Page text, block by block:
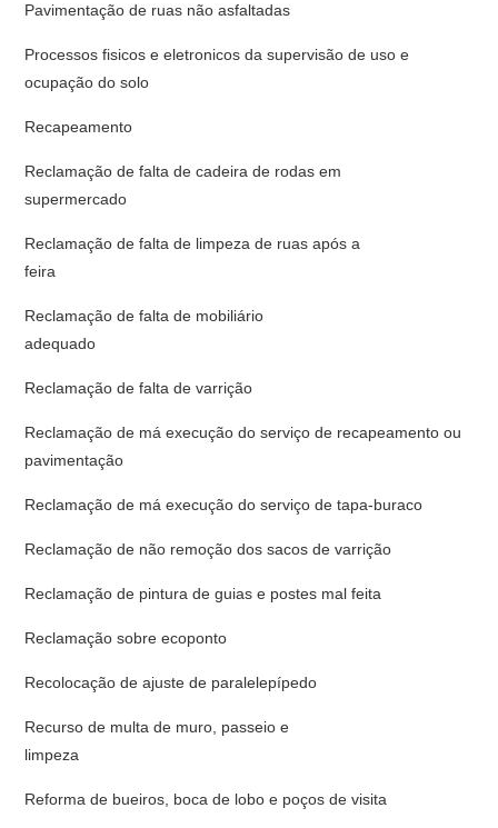
Pavimentação de ruas não asfaltadas
Processos fisicos e eletronicos da supervisão de uso e
ocupação do solo
Recapeamento
Reclamação de falta de cadeira de rodas em
Reclamação de falta de limpeza de ruas após a
Reclamação de falta de mobiliário
Reclamação de falta de varrição
Reclamação de má execução do serviço de recapeamento ou
pavimentação
Reclamação de má execução do serviço de tapa-buraco
Reclamação de não remoção dos sacos de varrição
Reclamação de pintura de guias e postes mal feita
Reclamação sobre ecoponto
Recolocação de ajuste de paralelepípedo
Recurso de multa de muro, passeio e
Reforma de bueiros, boca de lobo e poços de visita